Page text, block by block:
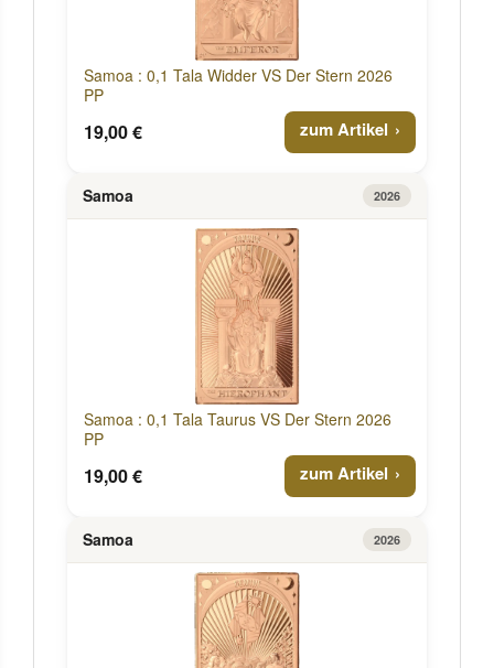
Samoa : 0,1 Tala Widder VS Der Stern 2026
PP
19,00 € zum Artikel
Samoa 2026
Samoa : 0,1 Tala Taurus VS Der Stern 2026
PP
19,00 € zum Artikel
Samoa 2026